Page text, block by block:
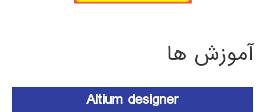
آموزش ها
Altium designer